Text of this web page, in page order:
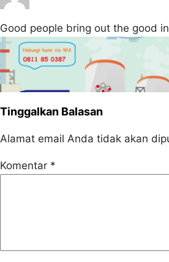
Good people bring out the good
Tinggalkan Balasan
Alamat email Anda tidak akan
Komentar *